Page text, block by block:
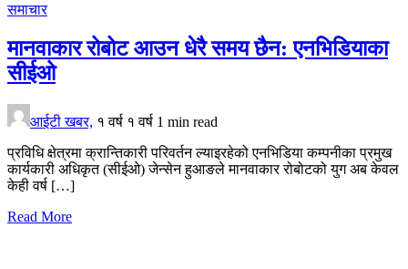
समाचार
मानवाकार रोबोट आउन धेरै समय छैन: एनभिडियाका
सीईओ
आईटी खबर, १ वर्ष १ वर्ष 1 min read
प्रविधि क्षेत्रमा क्रान्तिकारी परिवर्तन ल्याइरहेको एनभिडिया कम्पनीका प्रमुख
कार्यकारी अधिकृत (सीईओ) जेन्सेन हुआङले मानवाकार रोबोटको युग अब केवल
केही वर्ष […]
Read More